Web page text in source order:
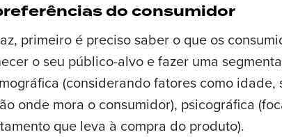
do consumidor
primeiro é preciso saber o que os
o seu público-alvo e fazer uma
(considerando fatores como idade,
onde mora o consumidor), psicográfica
que leva à compra do produto).